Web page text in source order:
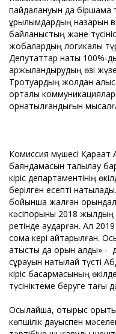
пайдалануын да біршама
құрылымдардың назарын
байланыстың және
жобалардың логикалық
Депутаттар нақты 100%-
қаржыландырудың өзі
Тротуардың жолдан алыс
орталық
орнатылғандығын
Комиссия мүшесі
баяндамасын талқылау
кіріс департаментінің
берілген есепті
бойынша жалған
кәсіпорыны 2018 жылдың
ретінде аударған. Ал
сома кері қайтарылған.
қатысты да орын алды» -
сұрауын нақтылай түсті
кіріс басқармасының
түсініктеме беруге
Осылайша, отырыс
көпшілік дауыспен